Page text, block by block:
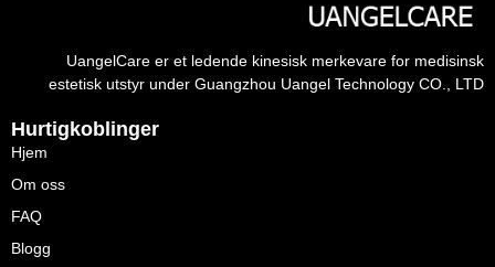
UangelCare er et ledende kinesisk merkevare for medisinsk
estetisk utstyr under Guangzhou Uangel Technology CO., LTD
Hurtigkoblinger
Hjem
Om oss
FAQ
Blogg